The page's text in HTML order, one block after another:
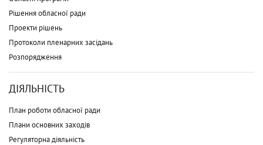
Рішення обласної ради
Проекти рішень
Протоколи пленарних засідань
Розпорядження
ДІЯЛЬНІСТЬ
План роботи обласної ради
Плани основних заходів
Регуляторна діяльність